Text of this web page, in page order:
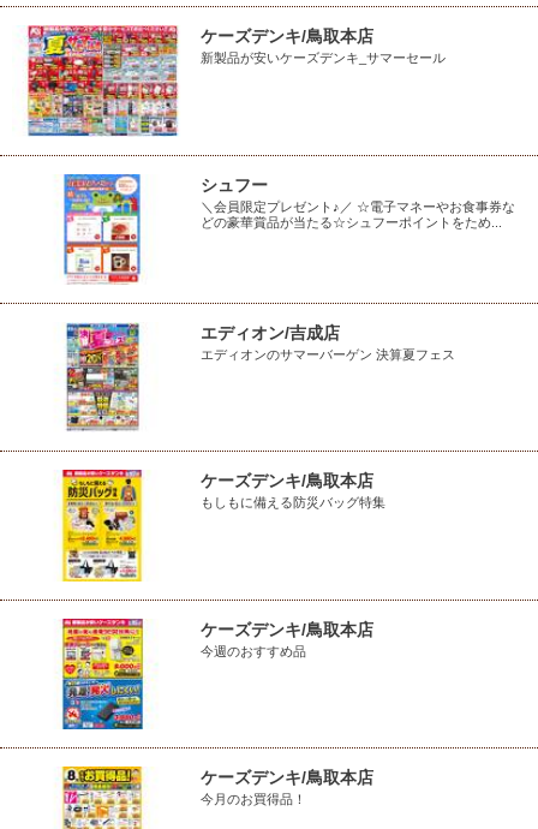
ケーズデンキ/鳥取本店
新製品が安いケーズデンキ_サマーセール
シュフー
＼会員限定プレゼント♪／ ☆電子マネーやお食事券な
どの豪華賞品が当たる☆シュフーポイントをため...
エディオン/吉成店
エディオンのサマーバーゲン 決算夏フェス
ケーズデンキ/鳥取本店
もしもに備える防災バッグ特集
ケーズデンキ/鳥取本店
今週のおすすめ品
ケーズデンキ/鳥取本店
今月のお買得品！